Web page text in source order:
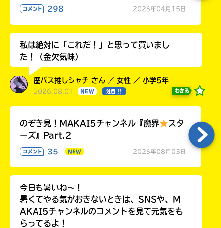
コメント 298 2026年04月15日
私は絶対に「これだ！」と思って買いまし
た！（金欠気味）
歴バス推しシャチ さん ／ 女性 ／ 小学5年
2026.08.01 NEW 注目 !! わかる
のぞき見！MAKAI5チャンネル『魔界
スタ
ーズ』Part.2
コメント 35 NEW 2026年08月03日
今日も暑いね〜！
暑くてやる気がおきないときは、SNSや、M
AKAI5チャンネルのコメントを見て元気をも
らってるよ！